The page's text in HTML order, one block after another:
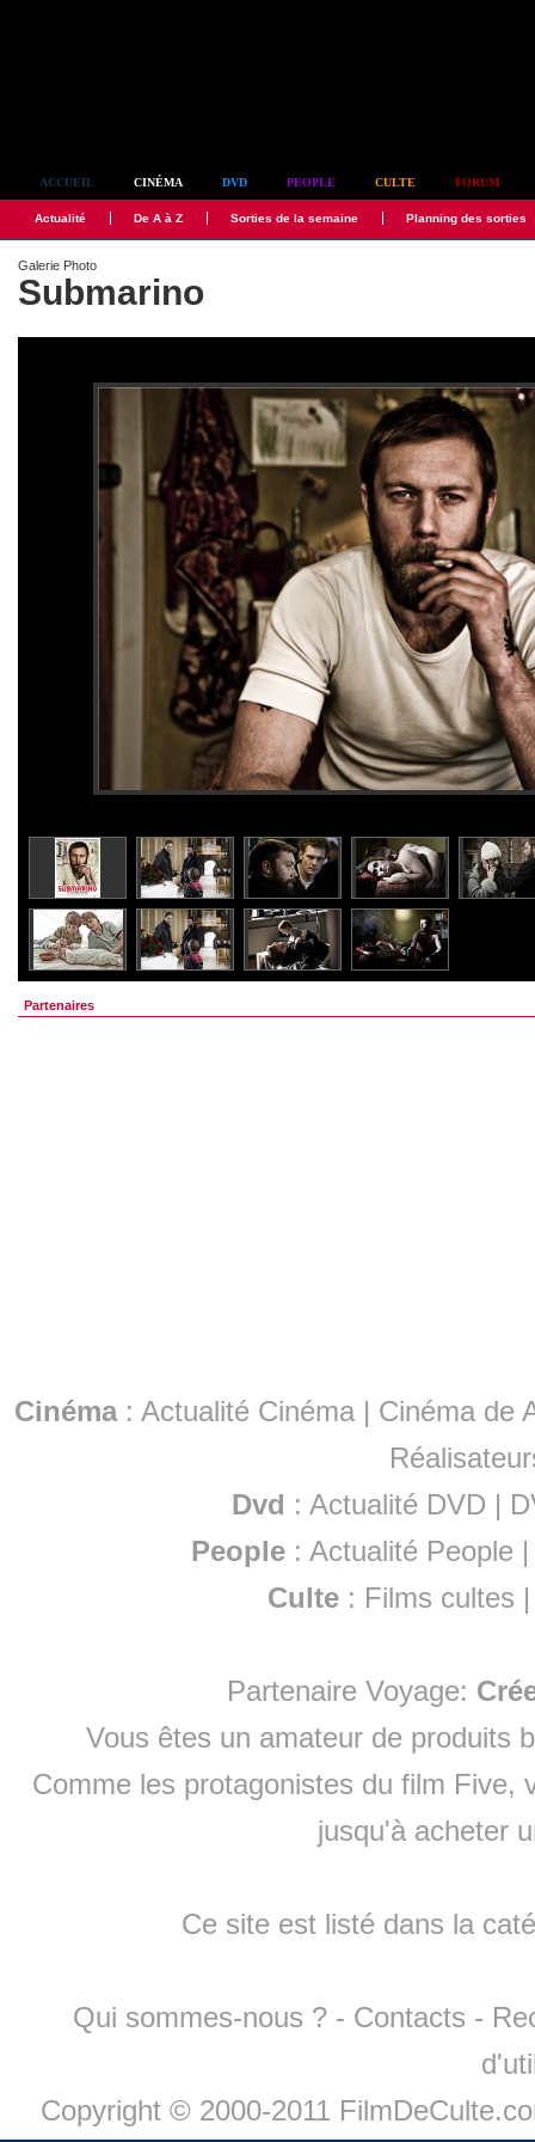
ACCUEIL CINÉMA DVD PEOPLE CULTE FORUM
Actualité De A à Z Sorties de la semaine Planning des sorties
Galerie Photo
Submarino
Partenaires
Cinéma: Actualité Cinéma | Cinéma de
Dvd : Actualité DVD |
People :Actualité People
Culte : Films cultes
Partenaire Voyage:
Vous êtes un amateur de produits
Comme les protagonistes du film Five,
jusqu'à acheter
Ce site est listé dans la
Qui sommes-nous ? - Contacts -
Copyright © 2000-2011